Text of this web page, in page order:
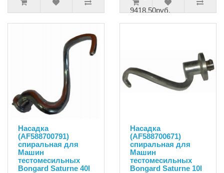
9418.50руб.
Насадка
(AF588700791)
спиральная для
Машин
тестомесильных
Bongard Saturne 40l
Насадка
(AF588700671)
спиральная для
Машин
тестомесильных
Bongard Saturne 10l